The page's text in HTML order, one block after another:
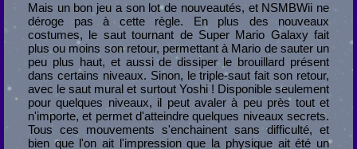
Mais un bon jeu a son lot de nouveautés, et NSMBWii ne
déroge pas à cette règle. En plus des nouveaux
costumes, le saut tournant de Super Mario Galaxy fait
plus ou moins son retour, permettant à Mario de sauter un
peu plus haut, et aussi de dissiper le brouillard présent
dans certains niveaux. Sinon, le triple-saut fait son retour,
avec le saut mural et surtout Yoshi ! Disponible seulement
pour quelques niveaux, il peut avaler à peu près tout et
n'importe, et permet d'atteindre quelques niveaux secrets.
Tous ces mouvements s'enchainent sans difficulté, et
bien que l'on ait l'impression que la physique ait été un